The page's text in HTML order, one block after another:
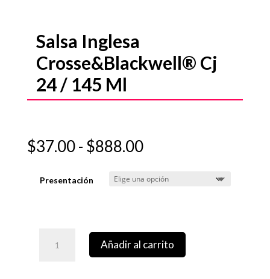
Salsa Inglesa
Crosse&Blackwell® Cj
24 / 145 Ml
$37.00- $888.00Rango
precios:
desde
$888.00
Presentación
Añadir al carrito